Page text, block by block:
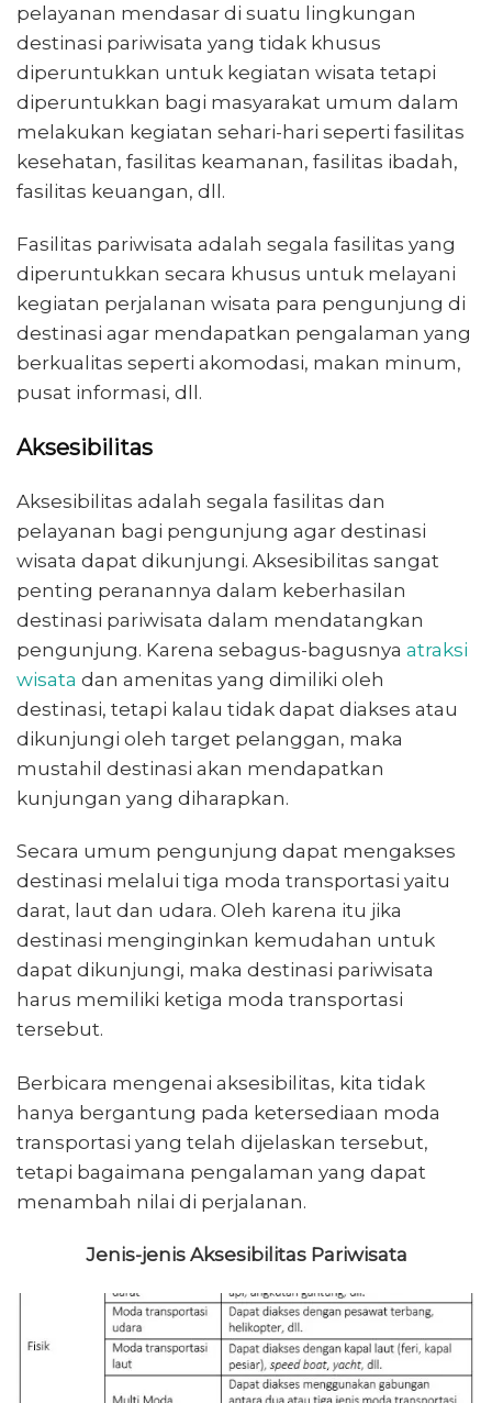
pelayanan mendasar di suatu lingkungan
destinasi pariwisata yang tidak khusus
diperuntukkan untuk kegiatan wisata tetapi
diperuntukkan bagi masyarakat umum dalam
melakukan kegiatan sehari-hari seperti fasilitas
kesehatan, fasilitas keamanan, fasilitas ibadah,
fasilitas keuangan, dll.
Fasilitas pariwisata adalah segala fasilitas yang
diperuntukkan secara khusus untuk melayani
kegiatan perjalanan wisata para pengunjung di
destinasi agar mendapatkan pengalaman yang
berkualitas seperti akomodasi, makan minum,
pusat informasi, dll.
Aksesibilitas
Aksesibilitas adalah segala fasilitas dan
pelayanan bagi pengunjung agar destinasi
wisata dapat dikunjungi. Aksesibilitas sangat
penting peranannya dalam keberhasilan
destinasi pariwisata dalam mendatangkan
pengunjung. Karena sebagus-bagusnya atraksi
wisata dan amenitas yang dimiliki oleh
destinasi, tetapi kalau tidak dapat diakses atau
dikunjungi oleh target pelanggan, maka
mustahil destinasi akan mendapatkan
kunjungan yang diharapkan.
Secara umum pengunjung dapat mengakses
destinasi melalui tiga moda transportasi yaitu
darat, laut dan udara. Oleh karena itu jika
destinasi menginginkan kemudahan untuk
dapat dikunjungi, maka destinasi pariwisata
harus memiliki ketiga moda transportasi
tersebut.
Berbicara mengenai aksesibilitas, kita tidak
hanya bergantung pada ketersediaan moda
transportasi yang telah dijelaskan tersebut,
tetapi bagaimana pengalaman yang dapat
menambah nilai di perjalanan.
Jenis-jenis Aksesibilitas Pariwisata